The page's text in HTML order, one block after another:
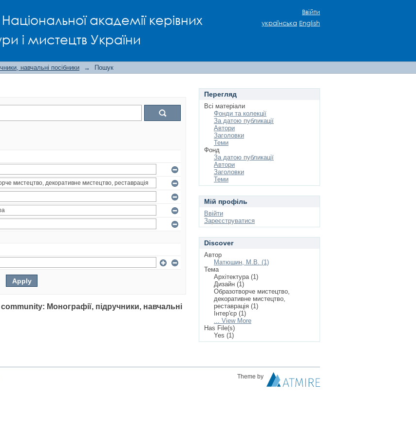
академії керівних
і мистецтв України
Ввійти
українська English
навчальні посібники → Пошук
Монографії, підручники, навчальні
Перегляд
Всі матеріали
Фонди та колекції
За датою публикації
Автори
Заголовки
Теми
Фонд
За датою публикації
Автори
Заголовки
Теми
Мій профіль
Ввійти
Зареєструватися
Discover
Автор
Матюшин, М.В. (1)
Тема
Архітектура (1)
Дизайн (1)
Образотворче мистецтво,
декоративне мистецтво,
реставрація (1)
Інтер'єр (1)
... View More
Has File(s)
Yes (1)
Theme by